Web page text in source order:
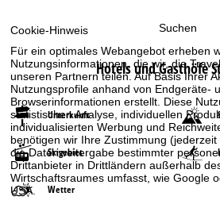
Cookie-Hinweis
Für ein optimales Webangebot erheben
Nutzungsinformationen, die wir, die
unseren Partnern teilen. Auf Basis Ihrer
Nutzungsprofile anhand von Endgeräte-
Browserinformationen erstellt. Diese
statistischen Analyse, individuellen
individualisierten Werbung und
benötigen wir Ihre Zustimmung
die Datenweitergabe bestimmter
Drittanbieter in Drittländern außerhalb
Wirtschaftsraumes umfasst, wie Google
USA.
Suchen
Hotels und Gasthöfe
Unterkunft
Skigebiet
Wetter